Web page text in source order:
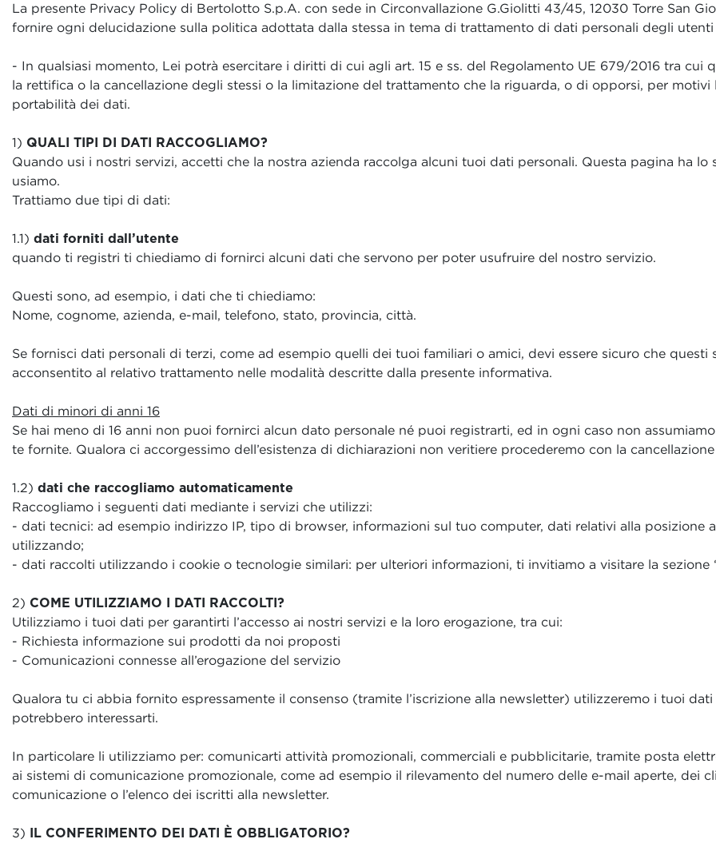
La presente Privacy Policy di Bertolotto S.p.A. con sede in Circonvallazione G.Giolitti 43/45, 12030 Torre San
fornire ogni delucidazione sulla politica adottata dalla stessa in tema di trattamento di dati personali degli
- In qualsiasi momento, Lei potrà esercitare i diritti di cui agli art. 15 e ss. del Regolamento UE 679/2016 tra cui
la rettifica o la cancellazione degli stessi o la limitazione del trattamento che la riguarda, o di opporsi, per
portabilità dei dati.
1) QUALI TIPI DI DATI RACCOGLIAMO?
Quando usi i nostri servizi, accetti che la nostra azienda raccolga alcuni tuoi dati personali. Questa pagina ha
usiamo.
Trattiamo due tipi di dati:
1.1) dati forniti dall’utente
quando ti registri ti chiediamo di fornirci alcuni dati che servono per poter usufruire del nostro servizio.
Questi sono, ad esempio, i dati che ti chiediamo:
Nome, cognome, azienda, e-mail, telefono, stato, provincia, città.
Se fornisci dati personali di terzi, come ad esempio quelli dei tuoi familiari o amici, devi essere sicuro che
acconsentito al relativo trattamento nelle modalità descritte dalla presente informativa.
Dati di minori di anni 16
Se hai meno di 16 anni non puoi fornirci alcun dato personale né puoi registrarti, ed in ogni caso non
te fornite. Qualora ci accorgessimo dell’esistenza di dichiarazioni non veritiere procederemo con la
1.2) dati che raccogliamo automaticamente
Raccogliamo i seguenti dati mediante i servizi che utilizzi:
- dati tecnici: ad esempio indirizzo IP, tipo di browser, informazioni sul tuo computer, dati relativi alla posizione
utilizzando;
- dati raccolti utilizzando i cookie o tecnologie similari: per ulteriori informazioni, ti invitiamo a visitare la sezione
2) COME UTILIZZIAMO I DATI RACCOLTI?
Utilizziamo i tuoi dati per garantirti l’accesso ai nostri servizi e la loro erogazione, tra cui:
- Richiesta informazione sui prodotti da noi proposti
- Comunicazioni connesse all’erogazione del servizio
Qualora tu ci abbia fornito espressamente il consenso (tramite l’iscrizione alla newsletter) utilizzeremo i tuoi
potrebbero interessarti.
In particolare li utilizziamo per: comunicarti attività promozionali, commerciali e pubblicitarie, tramite posta
ai sistemi di comunicazione promozionale, come ad esempio il rilevamento del numero delle e-mail aperte, dei
comunicazione o l’elenco dei iscritti alla newsletter.
3) IL CONFERIMENTO DEI DATI È OBBLIGATORIO?